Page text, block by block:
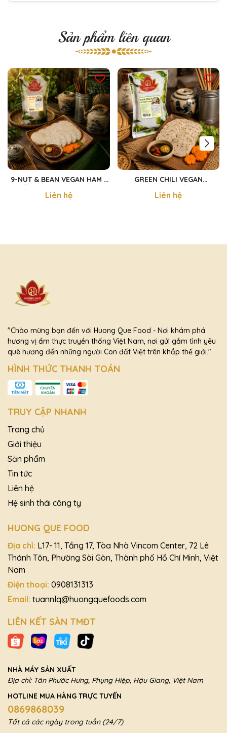
Sản phẩm liên quan
9-NUT & BEAN VEGAN HAM -
250g
Liên hệ
GREEN CHILI VEGAN
XIÊM XANH 250g
Liên hệ
"Chào mừng bạn đến với Huong Que Food - Nơi khám phá
hương vị ẩm thực truyền thống Việt Nam, nơi gửi gắm tình yêu
quê hương đến những người Con đất Việt trên khắp thế giới."
HÌNH THỨC THANH TOÁN
TRUY CẬP NHANH
Trang chủ
Giới thiệu
Sản phẩm
Tin tức
Liên hệ
Hệ sinh thái công ty
HUONG QUE FOOD
Địa chỉ: L17- 11, Tầng 17, Tòa Nhà Vincom Center, 72 Lê
Thánh Tôn, Phường Sài Gòn, Thành phố Hồ Chí Minh, Việt
Nam
Điện thoại: 0908131313
Email: tuannlq@huongquefoods.com
LIÊN KẾT SÀN TMĐT
NHÀ MÁY SẢN XUẤT
Địa chỉ: Tân Phước Hưng, Phụng Hiệp, Hậu Giang, Việt Nam
HOTLINE MUA HÀNG TRỰC TUYẾN
0869868039
Tất cả các ngày trong tuần (24/7)